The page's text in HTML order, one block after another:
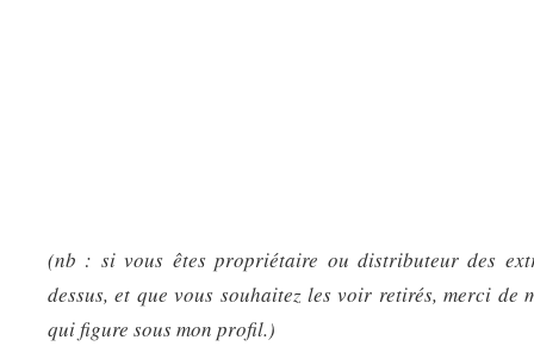
(nb : si vous êtes propriétaire ou distributeur des
dessus, et que vous souhaitez les voir retirés, merci de
qui figure sous mon profil.)